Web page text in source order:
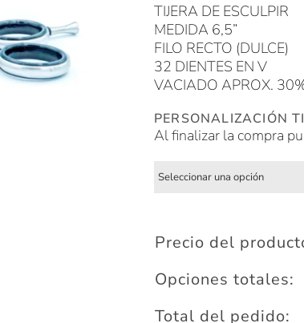
TIJERA DE ESCULPIR
MEDIDA 6,5”
FILO RECTO (DULCE)
32 DIENTES EN V
VACIADO APROX.
PERSONALIZACIÓN
Al finalizar la compra
Precio del
Opciones totales:
Total del pedido: